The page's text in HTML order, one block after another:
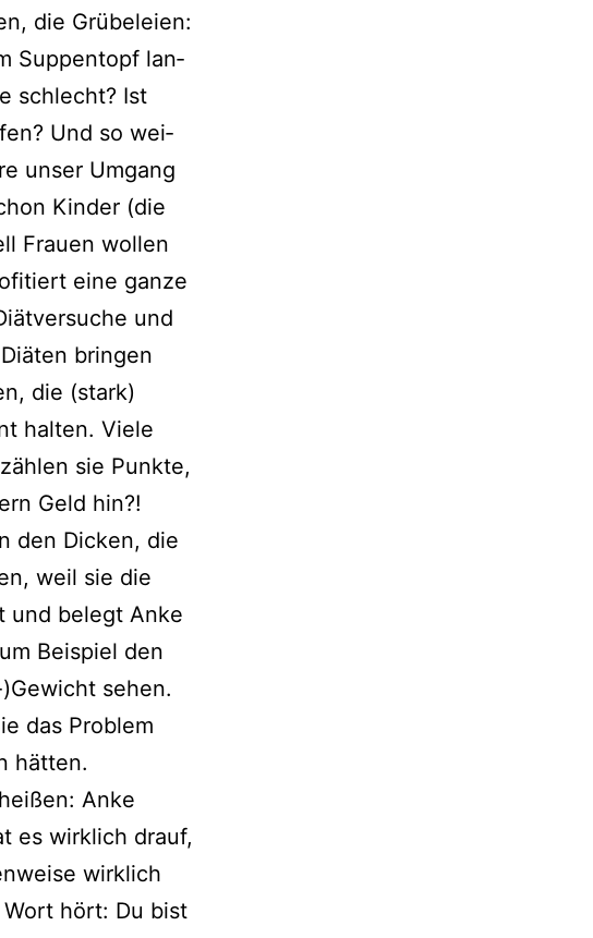
die Grübeleien:
Suppentopf lan­
schlecht? Ist
Und so wei­
unser Umgang
Kinder (die
Frauen wol­len
eine gan­ze
und
brin­gen
die (stark)
hal­ten. Viele
sie Punkte,
Geld hin?!
den Dicken, die
weil sie die
und belegt Anke
Beispiel den
sehen.
das Problem
hätten.
Anke
es wirk­lich drauf,
wirk­lich
hört: Du bist